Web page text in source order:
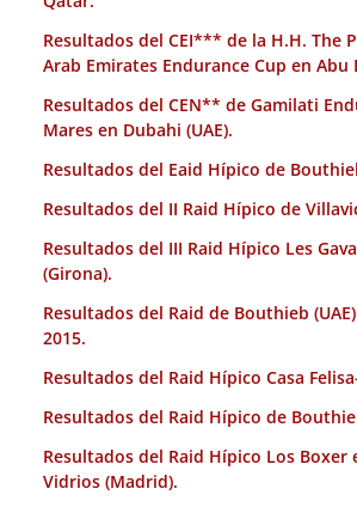
Resultados del CEI*** de la H.H. The
Arab Emirates Endurance Cup en Abu
Resultados del CEN** de Gamilati
Mares en Dubahi (UAE).
Resultados del Eaid Hípico de
Resultados del II Raid Hípico de
Resultados del III Raid Hípico Les
(Girona).
Resultados del Raid de Bouthieb
2015.
Resultados del Raid Hípico Casa
Resultados del Raid Hípico de
Resultados del Raid Hípico Los Boxer
Vidrios (Madrid).